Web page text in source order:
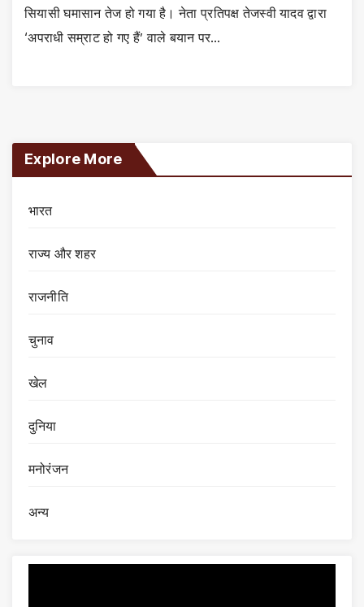
सियासी घमासान तेज हो गया है। नेता प्रतिपक्ष तेजस्वी यादव द्वारा
‘अपराधी सम्राट हो गए हैं’ वाले बयान पर…
Explore More
भारत
राज्य और शहर
राजनीति
चुनाव
खेल
दुनिया
मनोरंजन
अन्य